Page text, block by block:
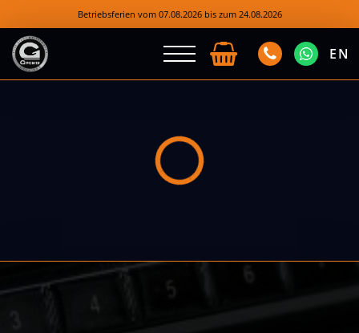
Betriebsferien vom 07.08.2026 bis zum 24.08.2026
EN